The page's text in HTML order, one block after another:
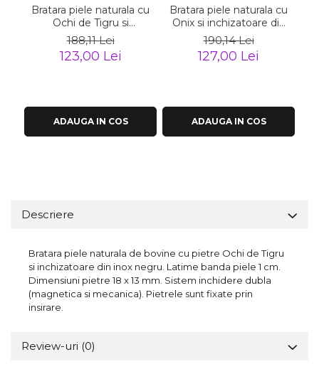
Bratara piele naturala cu
Ochi de Tigru si
inchizatoare din inox
negru
188,11 Lei
123,00 Lei
ADAUGA IN COS
Bratara piele naturala cu
Onix si inchizatoare din
inox negru
190,14 Lei
127,00 Lei
ADAUGA IN COS
Descriere
Bratara piele naturala de bovine cu pietre Ochi de Tigru
si inchizatoare din inox negru. Latime banda piele 1 cm.
Dimensiuni pietre 18 x 13 mm. Sistem inchidere dubla
(magnetica si mecanica). Pietrele sunt fixate prin
insirare.
Review-uri (0)